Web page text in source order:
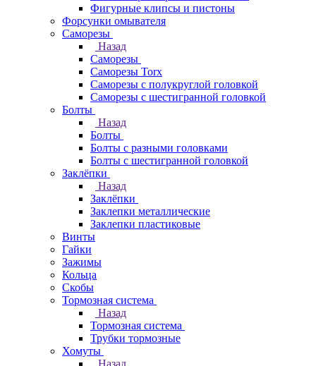
Фигурные клипсы и пистоны
Форсунки омывателя
Саморезы
Назад
Саморезы
Саморезы Torx
Саморезы с полукруглой головкой
Саморезы с шестигранной головкой
Болты
Назад
Болты
Болты с разными головками
Болты с шестигранной головкой
Заклёпки
Назад
Заклёпки
Заклепки металлические
Заклепки пластиковые
Винты
Гайки
Зажимы
Кольца
Скобы
Тормозная система
Назад
Тормозная система
Трубки тормозные
Хомуты
Назад